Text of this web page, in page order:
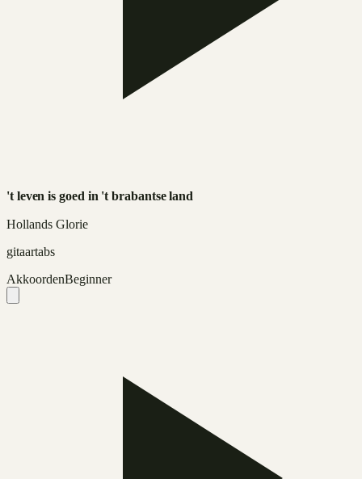
't leven is goed in 't brabantse land
Hollands Glorie
gitaartabs
AkkoordenBeginner